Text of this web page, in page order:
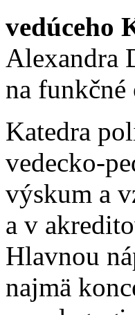
vedúceho
Alexandra
na
Katedra
vedecko-
výskum a
a v
Hlavnou
najmä